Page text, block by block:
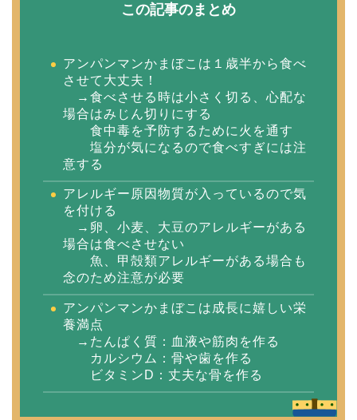
この記事のまとめ
アンパンマンかまぼこは１歳半から食べ
させて大丈夫！
→食べさせる時は小さく切る、心配な
場合はみじん切りにする
食中毒を予防するために火を通す
塩分が気になるので食べすぎには注
意する
アレルギー原因物質が入っているので気
を付ける
→卵、小麦、大豆のアレルギーがある
場合は食べさせない
魚、甲殻類アレルギーがある場合も
念のため注意が必要
アンパンマンかまぼこは成長に嬉しい栄
養満点
→たんぱく質：血液や筋肉を作る
カルシウム：骨や歯を作る
ビタミンD：丈夫な骨を作る